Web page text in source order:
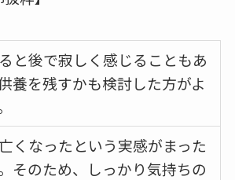
と後で寂しく感じることもあ
養を残すかも検討した方がよ
くなったという実感がまった
そのため、しっかり気持ちの